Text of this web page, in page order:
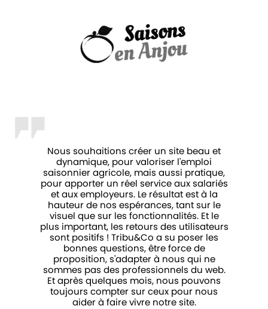
Nous souhaitions créer un site beau et
dynamique, pour valoriser l'emploi
saisonnier agricole, mais aussi pratique,
pour apporter un réel service aux salariés
et aux employeurs. Le résultat est à la
hauteur de nos espérances, tant sur le
visuel que sur les fonctionnalités. Et le
plus important, les retours des utilisateurs
sont positifs ! Tribu&Co a su poser les
bonnes questions, être force de
proposition, s'adapter à nous qui ne
sommes pas des professionnels du web.
Et après quelques mois, nous pouvons
toujours compter sur ceux pour nous
aider à faire vivre notre site.